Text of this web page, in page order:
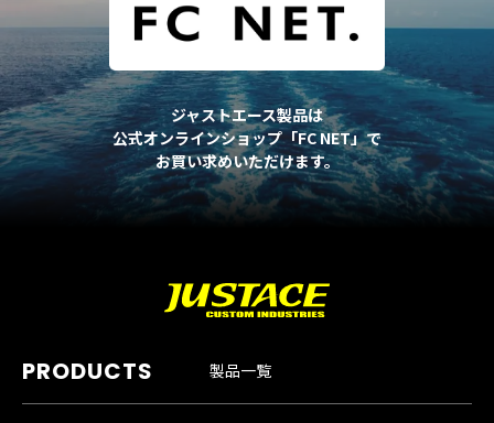
ジャストエース製品は
公式オンラインショップ「FC NET」で
お買い求めいただけます。
製品一覧